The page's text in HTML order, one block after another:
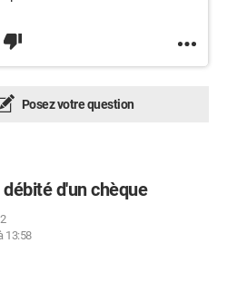
Posez votre question
d'un chèque
13:58